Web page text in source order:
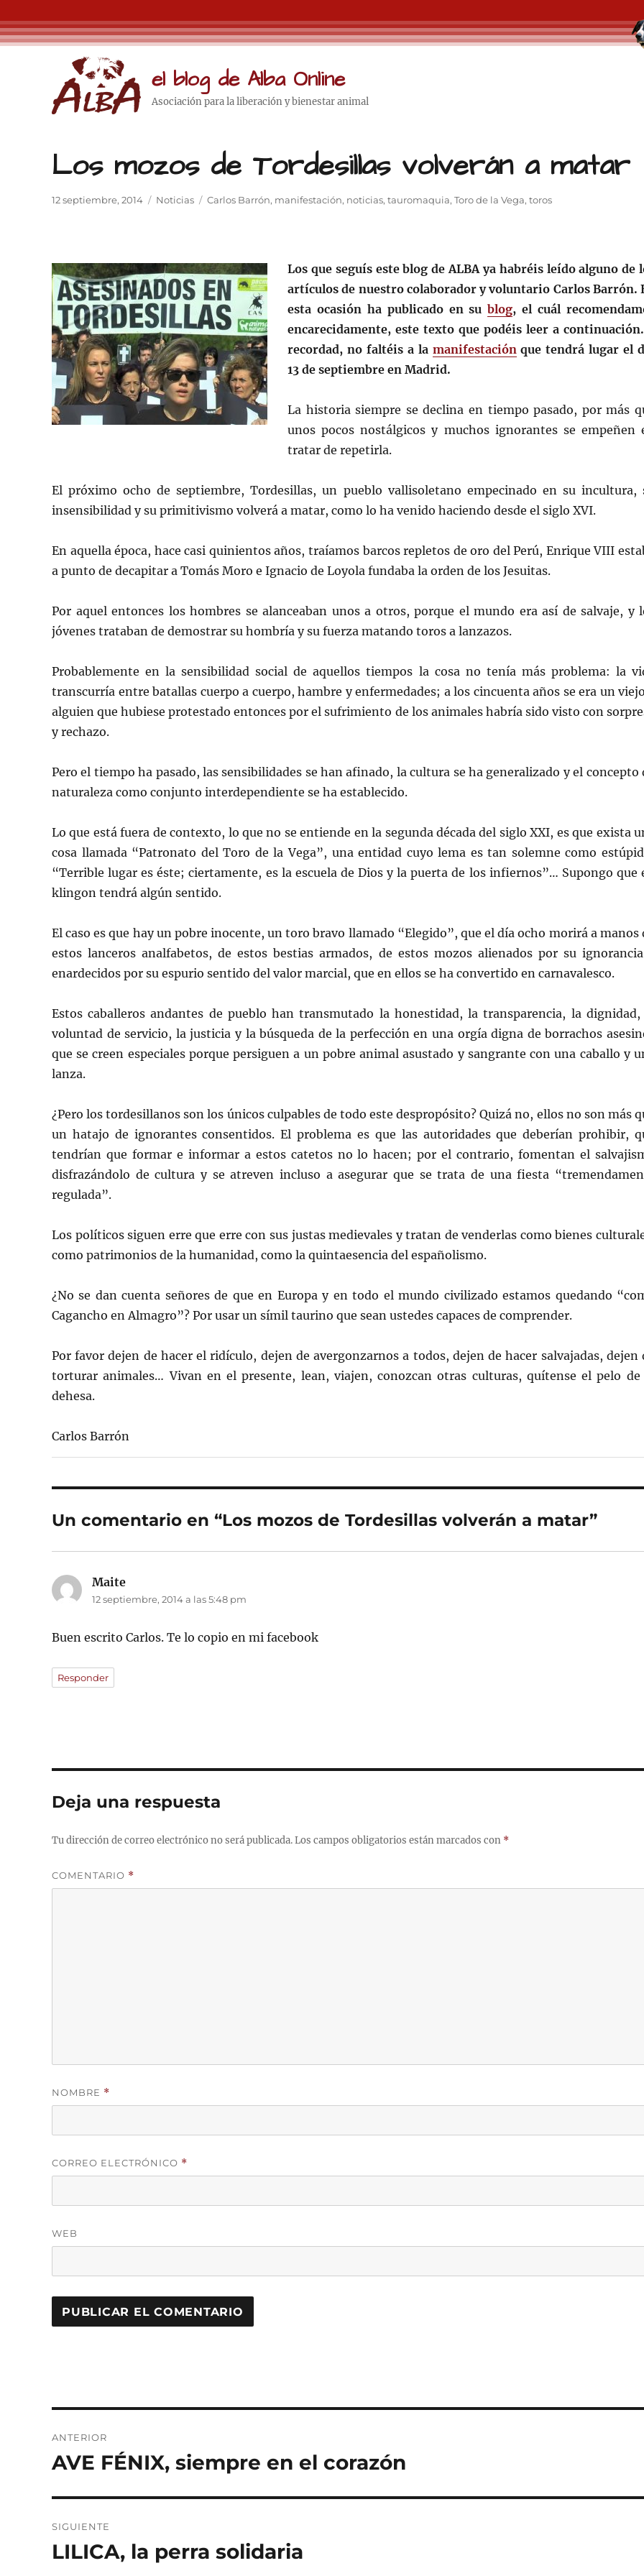
el blog de Alba Online
Asociación para la liberación y bienestar animal
Los mozos de Tordesillas volverán a matar
Publicado
12 septiembre, 2014 Categorías
Noticias Etiquetas
Carlos Barrón, manifestación, noticias, tauromaquia, Toro de la Vega, toros
Los que seguís este blog de ALBA ya habréis leído alguno de
artículos de nuestro colaborador y voluntario Carlos Barrón.
esta ocasión ha publicado en sublog, el cuál
encarecidamente, este texto que podéis leer a
recordad, no faltéis a la manifestaciónque tendrá lugar el
13 de septiembre en Madrid.
La historia siempre se declina en tiempo pasado, por más
unos pocos nostálgicos y muchos ignorantes se empeñen
tratar de repetirla.
El próximo ocho de septiembre, Tordesillas, un pueblo vallisoletano empecinado en su incultura,
insensibilidad y su primitivismo volverá a matar, como lo ha venido haciendo desde el siglo XVI.
En aquella época, hace casi quinientos años, traíamos barcos repletos de oro del Perú, Enrique VIII
a punto de decapitar a Tomás Moro e Ignacio de Loyola fundaba la orden de los Jesuitas.
Por aquel entonces los hombres se alanceaban unos a otros, porque el mundo era así de salvaje, y
jóvenes trataban de demostrar su hombría y su fuerza matando toros a lanzazos.
Probablemente en la sensibilidad social de aquellos tiempos la cosa no tenía más problema: la
transcurría entre batallas cuerpo a cuerpo, hambre y enfermedades; a los cincuenta años se era un
alguien que hubiese protestado entonces por el sufrimiento de los animales habría sido visto con
y rechazo.
Pero el tiempo ha pasado, las sensibilidades se han afinado, la cultura se ha generalizado y el concepto
naturaleza como conjunto interdependiente se ha establecido.
Lo que está fuera de contexto, lo que no se entiende en la segunda década del siglo XXI, es que exista
cosa llamada “Patronato del Toro de la Vega”, una entidad cuyo lema es tan solemne como
“Terrible lugar es éste; ciertamente, es la escuela de Dios y la puerta de los infiernos”… Supongo que
klingon tendrá algún sentido.
El caso es que hay un pobre inocente, un toro bravo llamado “Elegido”, que el día ocho morirá a manos
estos lanceros analfabetos, de estos bestias armados, de estos mozos alienados por su
enardecidos por su espurio sentido del valor marcial, que en ellos se ha convertido en carnavalesco.
Estos caballeros andantes de pueblo han transmutado la honestidad, la transparencia, la dignidad,
voluntad de servicio, la justicia y la búsqueda de la perfección en una orgía digna de borrachos
que se creen especiales porque persiguen a un pobre animal asustado y sangrante con una caballo y
lanza.
¿Pero los tordesillanos son los únicos culpables de todo este despropósito? Quizá no, ellos no son más
un hatajo de ignorantes consentidos. El problema es que las autoridades que deberían prohibir,
tendrían que formar e informar a estos catetos no lo hacen; por el contrario, fomentan el
disfrazándolo de cultura y se atreven incluso a asegurar que se trata de una fiesta
regulada”.
Los políticos siguen erre que erre con sus justas medievales y tratan de venderlas como bienes
como patrimonios de la humanidad, como la quintaesencia del españolismo.
¿No se dan cuenta señores de que en Europa y en todo el mundo civilizado estamos quedando
Cagancho en Almagro”? Por usar un símil taurino que sean ustedes capaces de comprender.
Por favor dejen de hacer el ridículo, dejen de avergonzarnos a todos, dejen de hacer salvajadas, dejen
torturar animales… Vivan en el presente, lean, viajen, conozcan otras culturas, quítense el pelo de
dehesa.
Carlos Barrón
Un comentario en “Los mozos de Tordesillas volverán a matar”
Maite
12 septiembre, 2014 a las 5:48 pm
Buen escrito Carlos. Te lo copio en mi facebook
Responder
Deja una respuesta
Tu dirección de correo electrónico no será publicada.Los campos obligatorios están marcados con *
COMENTARIO *
NOMBRE *
CORREO ELECTRÓNICO *
WEB
de
ANTERIOR
Entrada
AVE FÉNIX, siempre en el corazón
SIGUIENTE
Entrada
LILICA, la perra solidaria